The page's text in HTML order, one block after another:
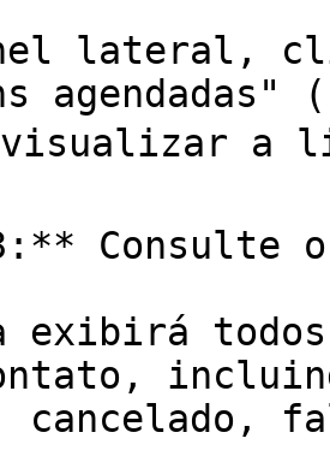
lateral,
visualizar a
Consulte
todos
cancelado,